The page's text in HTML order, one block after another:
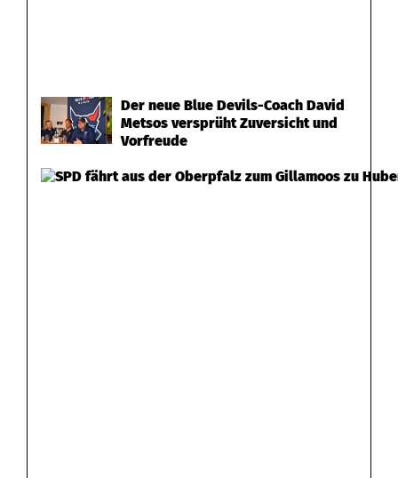
Der neue Blue Devils-Coach David
Metsos versprüht Zuversicht und
Vorfreude